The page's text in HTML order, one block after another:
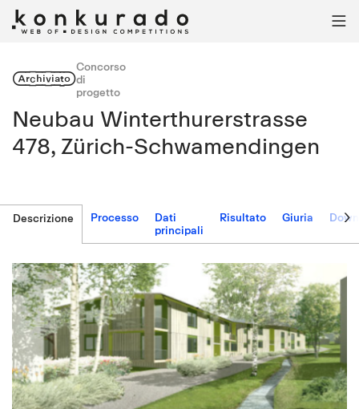

Archiviato
Concorso
di
progetto
Neubau Winterthurerstrasse
478, Zürich-Schwamendingen
Descrizione Processo
Dati
principali
Risultato Giuria 